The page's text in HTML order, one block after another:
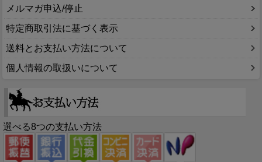
メルマガ申込/停止
特定商取引法に基づく表示
送料とお支払い方法について
個人情報の取扱いについて
選べる8つの支払い方法